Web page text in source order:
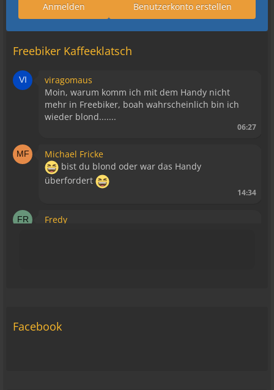
Benutzerkonto erstellen
Anmelden
Freebiker Kaffeeklatsch
viragomaus
Moin, warum komm ich mit dem Handy nicht
mehr in Freebiker, boah wahrscheinlich bin ich
wieder blond.......
06:27
Michael Fricke
bist du blond oder war das Handy
überfordert
14:34
Fredy
viragomaus
Facebook